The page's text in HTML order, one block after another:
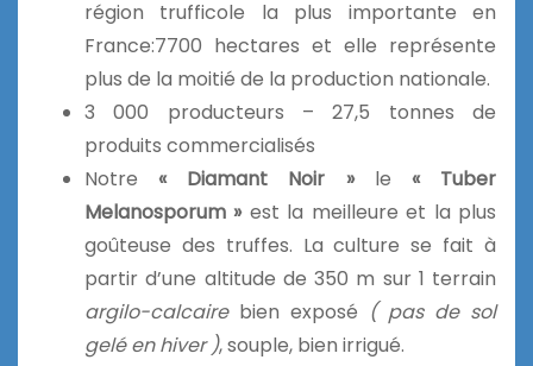
région trufficole la plus importante en
France:7700 hectares et elle représente
plus de la moitié de la production nationale.
3 000 producteurs – 27,5 tonnes de
produits commercialisés
Notre« Diamant Noir »le « Tuber
Melanosporum »est la meilleure et la plus
goûteuse des truffes. La culture se fait à
partir d’une altitude de 350 m sur 1 terrain
argilo-calcairebien exposé ( pas de sol
gelé en hiver ), souple, bien irrigué.